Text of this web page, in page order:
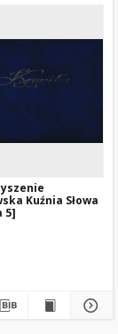
Kuźnia Słowa
5]